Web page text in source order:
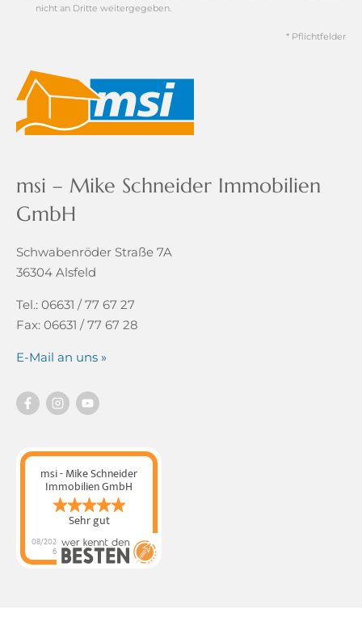
nicht an Dritte weitergegeben.
* Pflichtfelder
msi – Mike Schneider Immobilien
GmbH
Schwabenröder Straße 7A
36304 Alsfeld
Tel.: 06631 / 77 67 27
Fax: 06631 / 77 67 28
E-Mail an uns »
msi - Mike Schneider
Immobilien GmbH
Sehr gut
08/202
6 msi - Mike Schneider
Immobilien GmbHhat